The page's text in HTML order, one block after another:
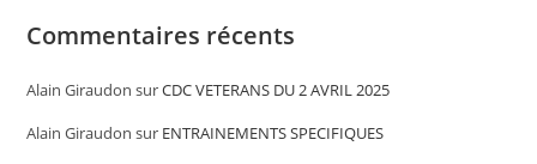
Commentaires récents
Alain Giraudon surCDC VETERANS DU 2 AVRIL 2025
Alain Giraudon sur ENTRAINEMENTS SPECIFIQUES